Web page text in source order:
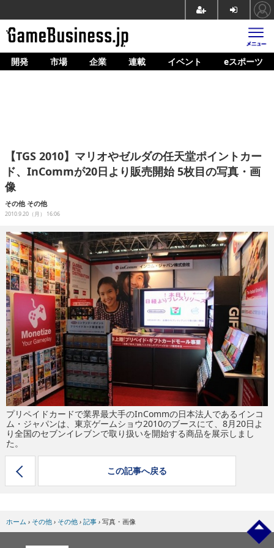
ホーム
企業動向
人材育成
産業政策
連載
イベント/セミナー
eスポーツ
開発 市場 企業 連載 イベント eスポーツ
【TGS 2010】マリオやゼルダの任天堂ポイントカー
ド、InCommが20日より販売開始 5枚目の写真・画
像
その他 その他
2010.9.20（月） 16:06
プリペイドカードで業界最大手のInCommの日本法人であるインコ
ム・ジャパンは、東京ゲームショウ2010のブースにて、8月20日よ
り全国のセブンイレブンで取り扱いを開始する商品を展示しまし
た。
この記事へ戻る
ホーム › その他 › その他 › 記事 › 写真・画像